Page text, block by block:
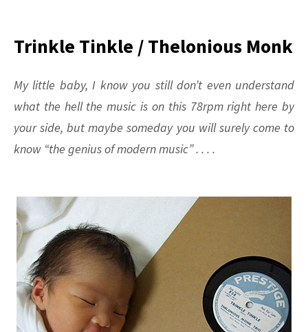
Were/Are
Manufactured
Trinkle Tinkle / Thelonious Monk
My little baby, I know you still don’t even understand
what the hell the music is on this 78rpm right here by
your side, but maybe someday you will surely come to
know “the genius of modern music” . . . .